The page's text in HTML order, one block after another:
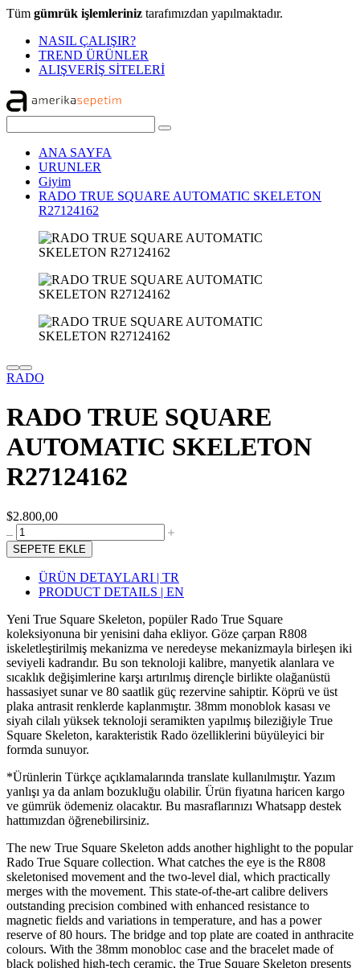
Tüm gümrük işlemleriniz tarafımızdan yapılmaktadır.
NASIL ÇALIŞIR?
TREND ÜRÜNLER
ALIŞVERİŞ SİTELERİ
ANA SAYFA
URUNLER
Giyim
RADO TRUE SQUARE AUTOMATIC SKELETON
R27124162
RADO
RADO TRUE SQUARE
AUTOMATIC SKELETON
R27124162
$2.800,00
SEPETE EKLE
ÜRÜN DETAYLARI | TR
PRODUCT DETAILS | EN
Yeni True Square Skeleton, popüler Rado True Square
koleksiyonuna bir yenisini daha ekliyor. Göze çarpan R808
iskeletleştirilmiş mekanizma ve neredeyse mekanizmayla birleşen iki
seviyeli kadrandır. Bu son teknoloji kalibre, manyetik alanlara ve
sıcaklık değişimlerine karşı artırılmış dirençle birlikte olağanüstü
hassasiyet sunar ve 80 saatlik güç rezervine sahiptir. Köprü ve üst
plaka antrasit renklerde kaplanmıştır. 38mm monoblok kasası ve
siyah cilalı yüksek teknoloji seramikten yapılmış bileziğiyle True
Square Skeleton, karakteristik Rado özelliklerini büyüleyici bir
formda sunuyor.
*Ürünlerin Türkçe açıklamalarında translate kullanılmıştır. Yazım
yanlışı ya da anlam bozukluğu olabilir. Ürün fiyatına haricen kargo
ve gümrük ödemeniz olacaktır. Bu masraflarınızı Whatsapp destek
hattımızdan öğrenebilirsiniz.
The new True Square Skeleton adds another highlight to the popular
Rado True Square collection. What catches the eye is the R808
skeletonised movement and the two-level dial, which practically
merges with the movement. This state-of-the-art calibre delivers
outstanding precision combined with enhanced resistance to
magnetic fields and variations in temperature, and has a power
reserve of 80 hours. The bridge and top plate are coated in anthracite
colours. With the 38mm monobloc case and the bracelet made of
black polished high-tech ceramic, the True Square Skeleton presents